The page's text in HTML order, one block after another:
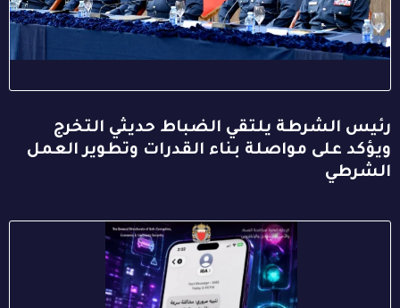
رئيس الشرطة يلتقي الضباط حديثي التخرج
ويؤكد على مواصلة بناء القدرات وتطوير العمل
الشرطي